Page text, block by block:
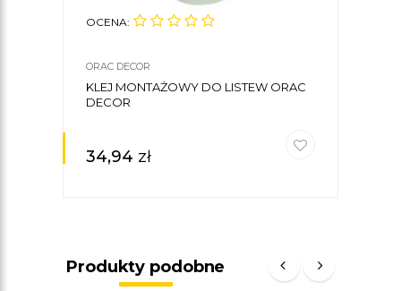
OCENA:
ORAC DECOR
KLEJ MONTAŻOWY DO LISTEW ORAC
DECOR
34,94 zł
Produkty podobne